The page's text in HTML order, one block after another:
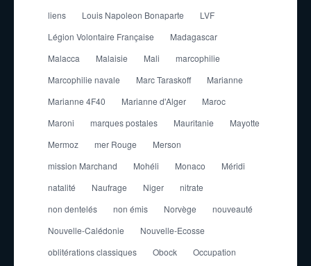
liens
Louis Napoleon Bonaparte
LVF
Légion Volontaire Française
Madagascar
Malacca
Malaisie Mali
marcophilie
Marcophilie navale
Marc Taraskoff
Marianne
Marianne 4F40
Marianne d'Alger
Maroc
Maroni
marques postales Mauritanie
Mayotte
Mermoz
mer Rouge
Merson
mission Marchand
Mohéli Monaco
Méridi
natalité
Naufrage Niger
nitrate
non dentelés
non émis Norvège
nouveauté
Nouvelle-Calédonie
Nouvelle-Ecosse
oblitérations classiques
Obock
Occupation